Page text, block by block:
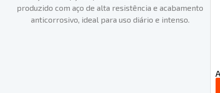
produzido com aço de alta resistência e acabamento
anticorrosivo, ideal para uso diário e intenso.